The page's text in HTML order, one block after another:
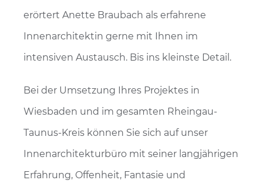
erörtert Anette Braubach als erfahrene
Innenarchitektin gerne mit Ihnen im
intensiven Austausch. Bis ins kleinste Detail.
Bei der Umsetzung Ihres Projektes in
Wiesbaden und im gesamten Rheingau-
Taunus-Kreis können Sie sich auf unser
Innenarchitekturbüro mit seiner langjährigen
Erfahrung, Offenheit, Fantasie und